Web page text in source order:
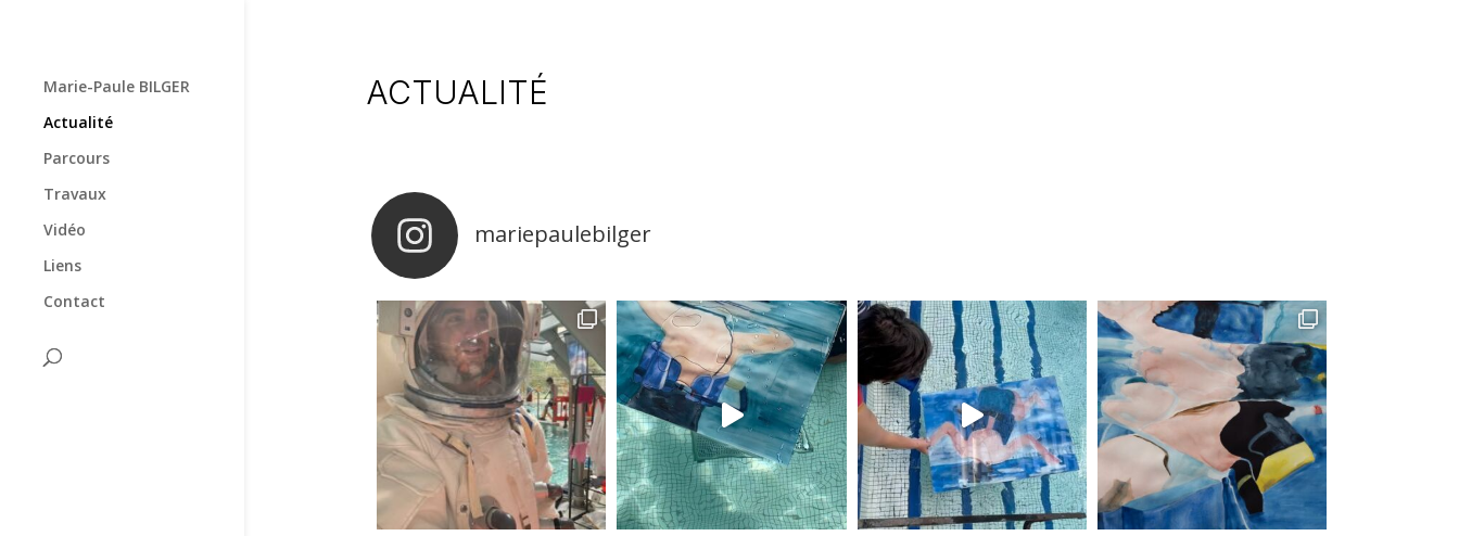
Marie-Paule BILGER
Actualité
Parcours
Travaux
Vidéo
Liens
Contact
ACTUALITÉ
mariepaulebilger